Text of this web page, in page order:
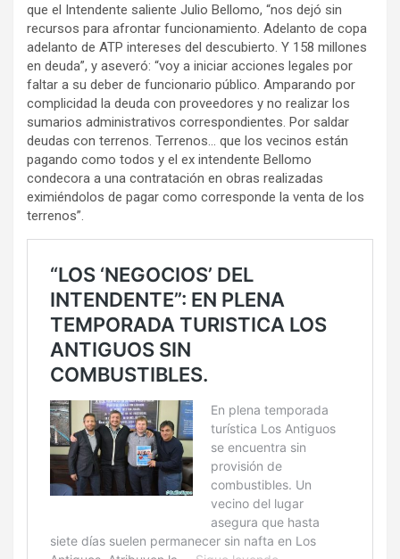
que el Intendente saliente Julio Bellomo, “nos dejó sin
recursos para afrontar funcionamiento. Adelanto de copa
adelanto de ATP intereses del descubierto. Y 158 millones
en deuda”, y aseveró: “voy a iniciar acciones legales por
faltar a su deber de funcionario público. Amparando por
complicidad la deuda con proveedores y no realizar los
sumarios administrativos correspondientes. Por saldar
deudas con terrenos. Terrenos… que los vecinos están
pagando como todos y el ex intendente Bellomo
condecora a una contratación en obras realizadas
eximiéndolos de pagar como corresponde la venta de los
terrenos”.